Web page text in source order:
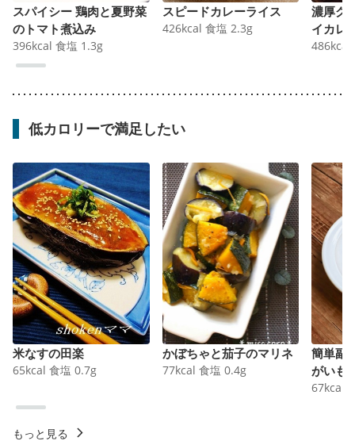
スパイシー 鶏肉と夏野菜
のトマト煮込み
396kcal 食塩 1.3g
スピードカレーライス
426kcal 食塩 2.3g
濃厚グ
イカレ
486kcal
低カロリーで満足したい
米なすの田楽
65kcal 食塩 0.7g
かぼちゃと茄子のマリネ
77kcal 食塩 0.4g
簡単副
がいも
67kcal
もっと見る